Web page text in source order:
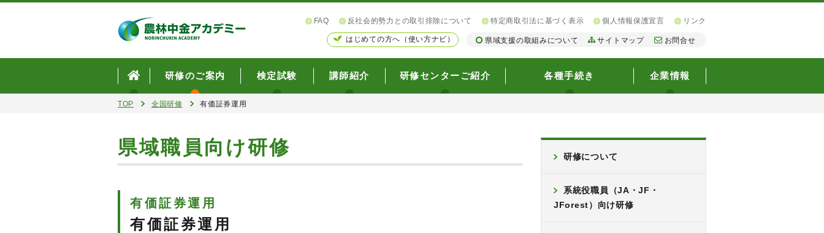
FAQ 反社会的勢力との取引排除について 特定商取引法に基づく表示 個人情報保護宣言 リンク
はじめての方へ（使い方ナビ） 県域支援の取組みについて サイトマップ お問合せ
研修のご案内 検定試験 講師紹介 研修センターご紹介 各種手続き 企業情報
TOP 全国研修 有価証券運用
県域職員向け研修
有価証券運用
有価証券運用
研修について
系統役職員（JA・JF・
JForest）向け研修